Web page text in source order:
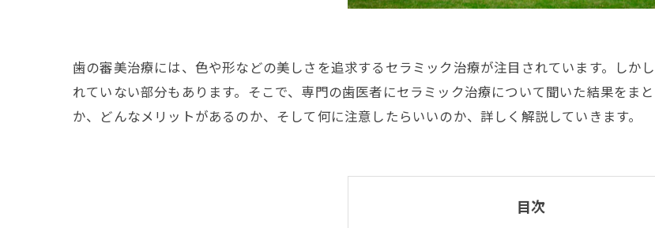
歯の審美治療には、色や形などの美しさを追求するセラミック治療が注目されています。しか
れていない部分もあります。そこで、専門の歯医者にセラミック治療について聞いた結果をま
か、どんなメリットがあるのか、そして何に注意したらいいのか、詳しく解説していきます。
目次